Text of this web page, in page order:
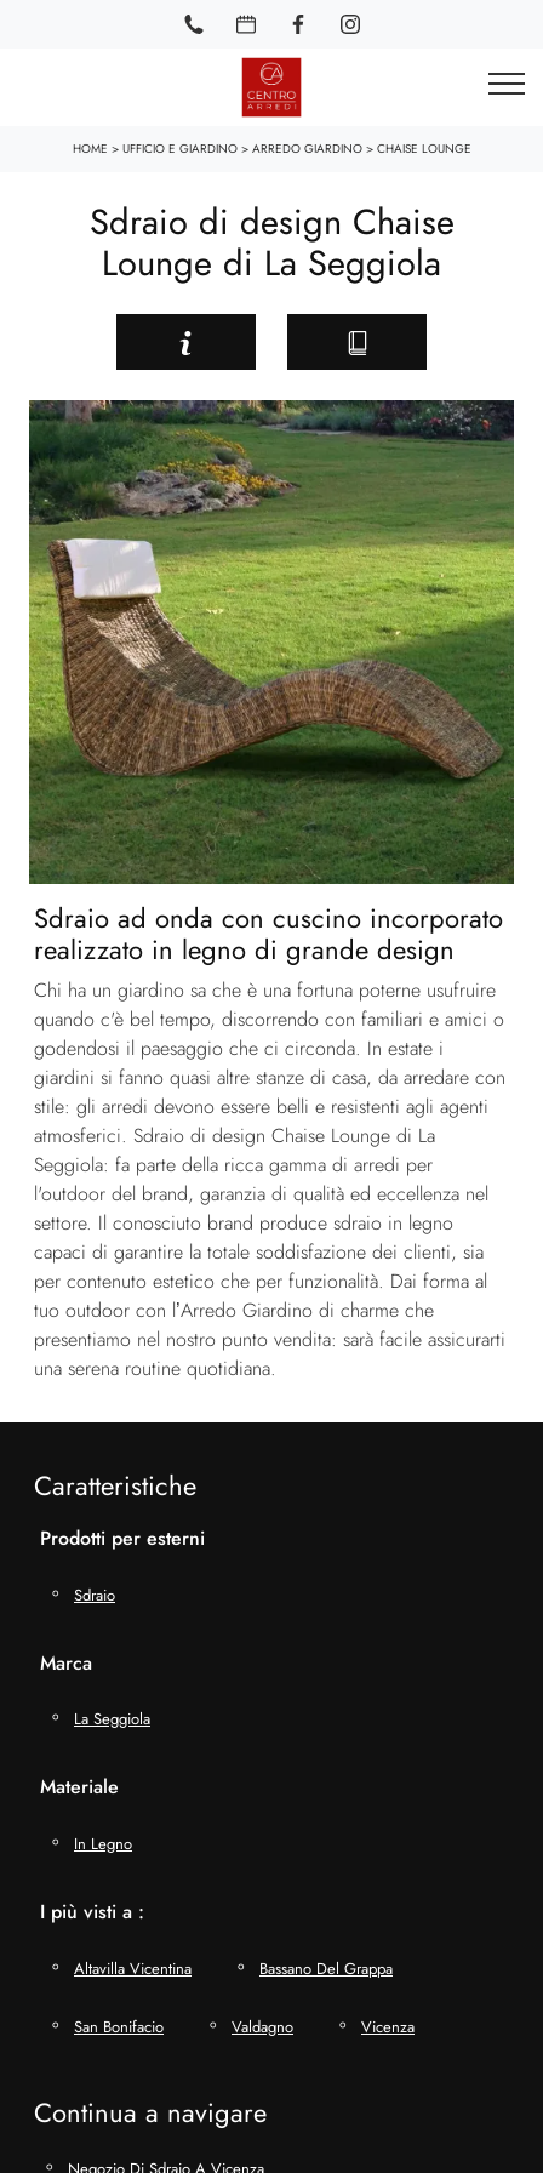
HOME > UFFICIO E GIARDINO> ARREDO GIARDINO > CHAISE LOUNGE
Sdraio di design Chaise
Lounge di La Seggiola
Sdraio ad onda con cuscino incorporato
realizzato in legno di grande design
Chi ha un giardino sa che è una fortuna poterne usufruire
quando c'è bel tempo, discorrendo con familiari e amici o
godendosi il paesaggio che ci circonda. In estate i
giardini si fanno quasi altre stanze di casa, da arredare con
stile: gli arredi devono essere belli e resistenti agli agenti
atmosferici. Sdraio di design Chaise Lounge di La
Seggiola: fa parte della ricca gamma di arredi per
l'outdoor del brand, garanzia di qualità ed eccellenza nel
settore. Il conosciuto brand produce sdraio in legno
capaci di garantire la totale soddisfazione dei clienti, sia
per contenuto estetico che per funzionalità. Dai forma al
tuo outdoor con l’Arredo Giardino di charme che
presentiamo nel nostro punto vendita: sarà facile assicurarti
una serena routine quotidiana.
Caratteristiche
Prodotti per esterni
Sdraio
Marca
La Seggiola
Materiale
In Legno
I più visti a :
Altavilla Vicentina Bassano Del Grappa
San Bonifacio Valdagno Vicenza
Continua a navigare